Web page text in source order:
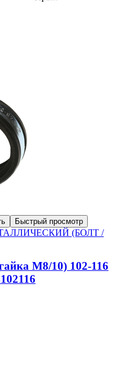
Быстрый просмотр
(БОЛТ /
M8/10) 102-116